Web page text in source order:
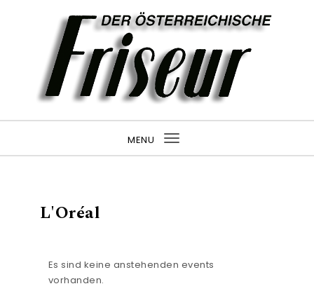
MENU Toggle navigation
L'Oréal
Es sind keine anstehenden events
vorhanden.